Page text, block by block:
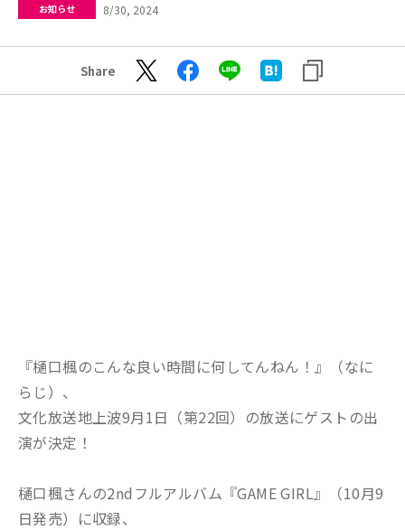
お知らせ 8/30, 2024
Share
『樋口楓のこんな良い時間に何してんねん！』（なに
らじ）、
文化放送地上波9月1日（第22回）の放送にゲストの出
演が決定！
樋口楓さんの2ndフルアルバム『GAME GIRL』（10月9
日発売）に収録、